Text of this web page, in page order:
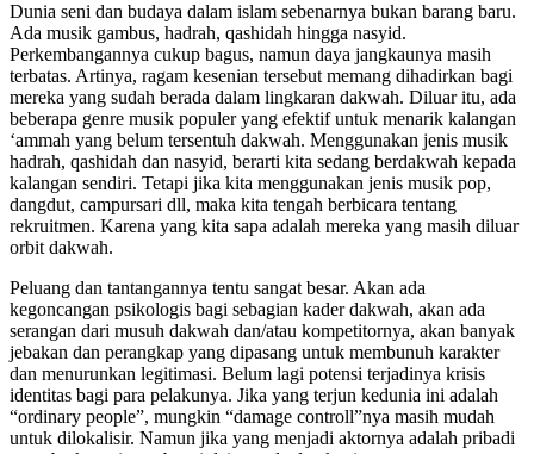
Dunia seni dan budaya dalam islam sebenarnya bukan barang baru.
Ada musik gambus, hadrah, qashidah hingga nasyid.
Perkembangannya cukup bagus, namun daya jangkaunya masih
terbatas. Artinya, ragam kesenian tersebut memang dihadirkan bagi
mereka yang sudah berada dalam lingkaran dakwah. Diluar itu, ada
beberapa genre musik populer yang efektif untuk menarik kalangan
‘ammah yang belum tersentuh dakwah. Menggunakan jenis musik
hadrah, qashidah dan nasyid, berarti kita sedang berdakwah kepada
kalangan sendiri. Tetapi jika kita menggunakan jenis musik pop,
dangdut, campursari dll, maka kita tengah berbicara tentang
rekruitmen. Karena yang kita sapa adalah mereka yang masih diluar
orbit dakwah.
Peluang dan tantangannya tentu sangat besar. Akan ada
kegoncangan psikologis bagi sebagian kader dakwah, akan ada
serangan dari musuh dakwah dan/atau kompetitornya, akan banyak
jebakan dan perangkap yang dipasang untuk membunuh karakter
dan menurunkan legitimasi. Belum lagi potensi terjadinya krisis
identitas bagi para pelakunya. Jika yang terjun kedunia ini adalah
“ordinary people”, mungkin “damage controll”nya masih mudah
untuk dilokalisir. Namun jika yang menjadi aktornya adalah pribadi